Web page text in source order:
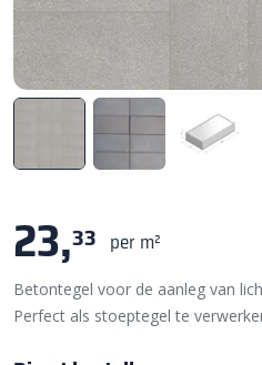
23,33 per m²
Betontegel voor de aanleg van
Perfect als stoeptegel te